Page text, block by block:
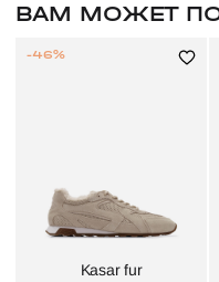
ВАМ МОЖЕТ
Kasar fur
-46%